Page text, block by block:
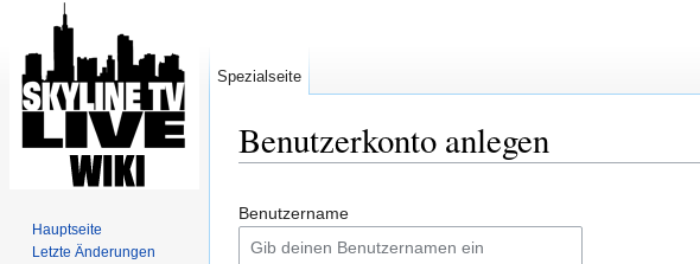
Benutzerkonto anlegen
Benutzername
Spezialseite
Hauptseite
Letzte Änderungen